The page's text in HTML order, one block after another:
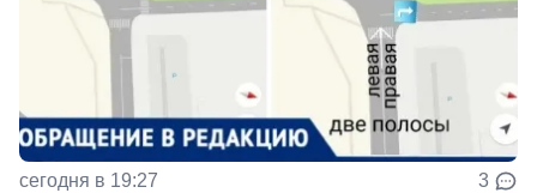
сегодня в 19:27 3